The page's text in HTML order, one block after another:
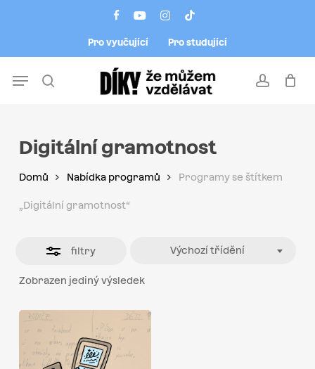
facebookyoutubeinstagram
tiktok
Pro vyučující Pro studující
account
Menu
Digitální gramotnost
Domů Nabídka programů Programy se štítkem
„Digitální gramotnost“
filtry
Zobrazen jediný výsledek
Výchozí třídění